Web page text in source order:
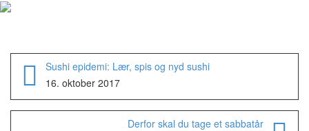
Sushi epidemi: Lær, spis og nyd sushi
16. oktober 2017
Derfor skal du tage et sabbatår